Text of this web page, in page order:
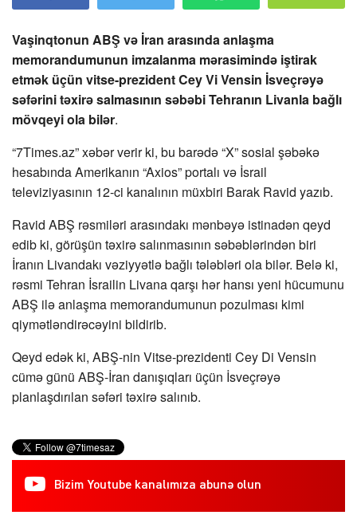
Vaşinqtonun ABŞ və İran arasında anlaşma
memorandumunun imzalanma mərasimində iştirak
etmək üçün vitse-prezident Cey Vi Vensin İsveçrəyə
səfərini təxirə salmasının səbəbi Tehranın Livanla bağlı
mövqeyi ola bilər.
“7Times.az” xəbər verir ki, bu barədə “X” sosial şəbəkə
hesabında Amerikanın “Axios” portalı və İsrail
televiziyasının 12-ci kanalının müxbiri Barak Ravid yazıb.
Ravid ABŞ rəsmiləri arasındakı mənbəyə istinadən qeyd
edib ki, görüşün təxirə salınmasının səbəblərindən biri
İranın Livandakı vəziyyətlə bağlı tələbləri ola bilər. Belə ki,
rəsmi Tehran İsrailin Livana qarşı hər hansı yeni hücumunu
ABŞ ilə anlaşma memorandumunun pozulması kimi
qiymətləndirəcəyini bildirib.
Qeyd edək ki, ABŞ-nin Vitse-prezidenti Cey Di Vensin
cümə günü ABŞ-İran danışıqları üçün İsveçrəyə
planlaşdırılan səfəri təxirə salınıb.
Bizim Youtube kanalımıza abunə olun